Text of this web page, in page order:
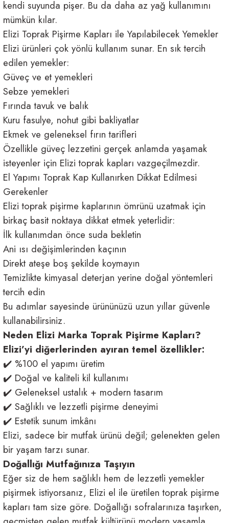
kendi suyunda pişer. Bu da daha az yağ kullanımını
mümkün kılar.
Elizi Toprak Pişirme Kapları ile Yapılabilecek Yemekler
Elizi ürünleri çok yönlü kullanım sunar. En sık tercih
edilen yemekler:
Güveç ve et yemekleri
Sebze yemekleri
Fırında tavuk ve balık
Kuru fasulye, nohut gibi bakliyatlar
Ekmek ve geleneksel fırın tarifleri
Özellikle güveç lezzetini gerçek anlamda yaşamak
isteyenler için Elizi toprak kapları vazgeçilmezdir.
El Yapımı Toprak Kap Kullanırken Dikkat Edilmesi
Gerekenler
Elizi toprak pişirme kaplarının ömrünü uzatmak için
birkaç basit noktaya dikkat etmek yeterlidir:
İlk kullanımdan önce suda bekletin
Ani ısı değişimlerinden kaçının
Direkt ateşe boş şekilde koymayın
Temizlikte kimyasal deterjan yerine doğal yöntemleri
tercih edin
Bu adımlar sayesinde ürününüzü uzun yıllar güvenle
kullanabilirsiniz.
Neden Elizi Marka Toprak Pişirme Kapları?
Elizi’yi diğerlerinden ayıran temel özellikler:
✔️ %100 el yapımı üretim
✔️ Doğal ve kaliteli kil kullanımı
✔️ Geleneksel ustalık + modern tasarım
✔️ Sağlıklı ve lezzetli pişirme deneyimi
✔️ Estetik sunum imkânı
Elizi, sadece bir mutfak ürünü değil; gelenekten gelen
bir yaşam tarzı sunar.
Doğallığı Mutfağınıza Taşıyın
Eğer siz de hem sağlıklı hem de lezzetli yemekler
pişirmek istiyorsanız, Elizi el ile üretilen toprak pişirme
kapları tam size göre. Doğallığı sofralarınıza taşırken,